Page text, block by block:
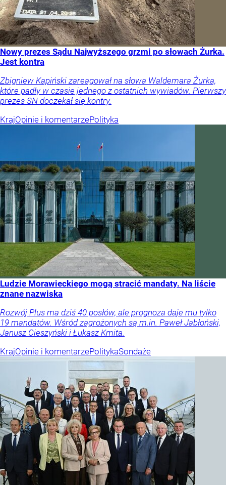
Nowy prezes Sądu Najwyższego grzmi po słowach Żurka.
Jest kontra
Zbigniew Kapiński zareagował na słowa Waldemara Żurka,
które padły w czasie jednego z ostatnich wywiadów. Pierwszy
prezes SN doczekał się kontry.
KrajOpinie i komentarzePolityka
Ludzie Morawieckiego mogą stracić mandaty. Na liście
znane nazwiska
Rozwój Plus ma dziś 40 posłów, ale prognoza daje mu tylko
19 mandatów. Wśród zagrożonych są m.in. Paweł Jabłoński,
Janusz Cieszyński i Łukasz Kmita.
KrajOpinie i komentarzePolitykaSondaże